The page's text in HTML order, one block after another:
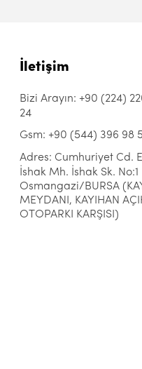
İletişim
Bizi Arayın: +90 (224)
24
Gsm: +90 (544) 396 98
Adres: Cumhuriyet Cd.
İshak Mh. İshak Sk. No:1
Osmangazi/BURSA
MEYDANI, KAYIHAN
OTOPARKI KARŞISI)